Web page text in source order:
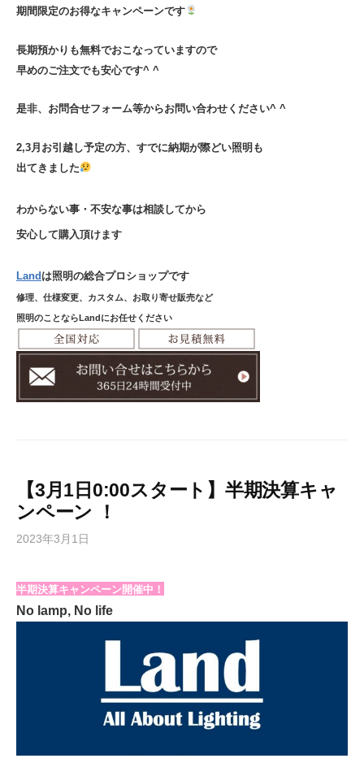
期間限定のお得なキャンペーンです
長期預かりも無料でおこなっていますので
早めのご注文でも安心です^ ^
是非、お問合せフォーム等からお問い合わせください^ ^
2,3月お引越し予定の方、すでに納期が際どい照明も
出てきました
わからない事・不安な事は相談してから
安心して購入頂けます
Landは照明の総合プロショップです
修理、仕様変更、カスタム、お取り寄せ販売など
照明のことならLandにお任せください
【3月1日0:00スタート】半期決算キャ
ンペーン ！
2023年3月1日
半期決算キャンペーン開催中！
No lamp, No life